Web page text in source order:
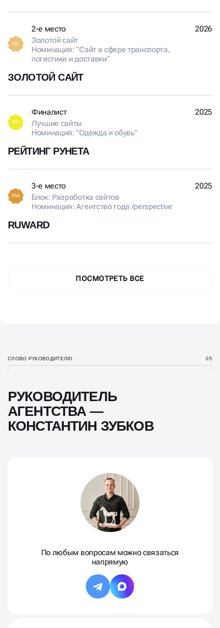
ЗОЛОТОЙ САЙТ
GS
2-е место
Золотой сайт
Номинация: "Сайт в сфере транспорта,
логистики и доставки"
2026
РЕЙТИНГ РУНЕТА
RR
Финалист
Лучшие сайты
Номинация: "Одежда и обувь"
2025
RUWARD
RW
3-е место
Блок: Разработка сайтов
Номинация: Агентство года /perspective
2025
ПОСМОТРЕТЬ ВСЕ
СЛОВО РУКОВОДИТЕЛЮ 05
РУКОВОДИТЕЛЬ
АГЕНТСТВА —
КОНСТАНТИН ЗУБКОВ
По любым вопросам можно связаться
напрямую